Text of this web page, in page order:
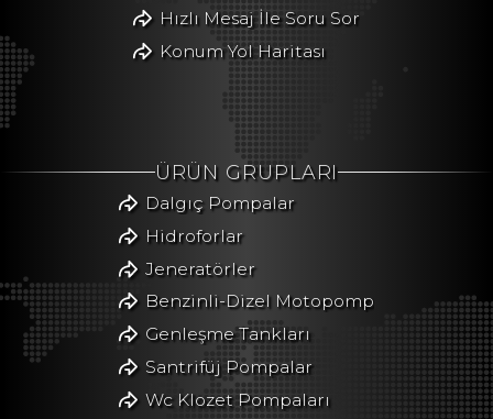
Hızlı Mesaj İle Soru Sor
Konum Yol Haritası
ÜRÜN GRUPLARI
Dalgıç Pompalar
Hidroforlar
Jeneratörler
Benzinli-Dizel Motopomp
Genleşme Tankları
Santrifüj Pompalar
Wc Klozet Pompaları